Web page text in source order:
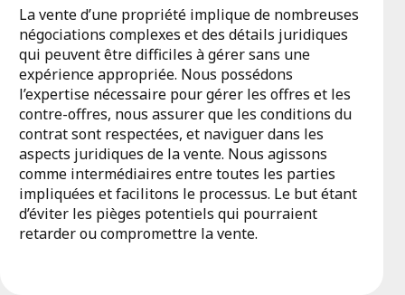
La vente d’une propriété implique de nombreuses
négociations complexes et des détails juridiques
qui peuvent être difficiles à gérer sans une
expérience appropriée. Nous possédons
l’expertise nécessaire pour gérer les offres et les
contre-offres, nous assurer que les conditions du
contrat sont respectées, et naviguer dans les
aspects juridiques de la vente. Nous agissons
comme intermédiaires entre toutes les parties
impliquées et facilitons le processus. Le but étant
d’éviter les pièges potentiels qui pourraient
retarder ou compromettre la vente.